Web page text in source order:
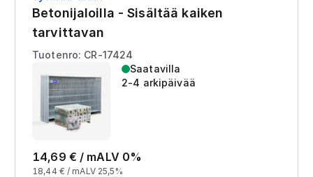
Betonijaloilla - Sisältää kaiken
tarvittavan
Tuotenro: CR-17424
Saatavilla
2-4 arkipäivää
14,69 € / mALV 0%
18,44 € / mALV 25,5%